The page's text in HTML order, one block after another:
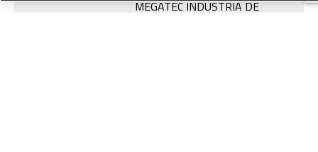
MEGATEC INDUSTRIA DE